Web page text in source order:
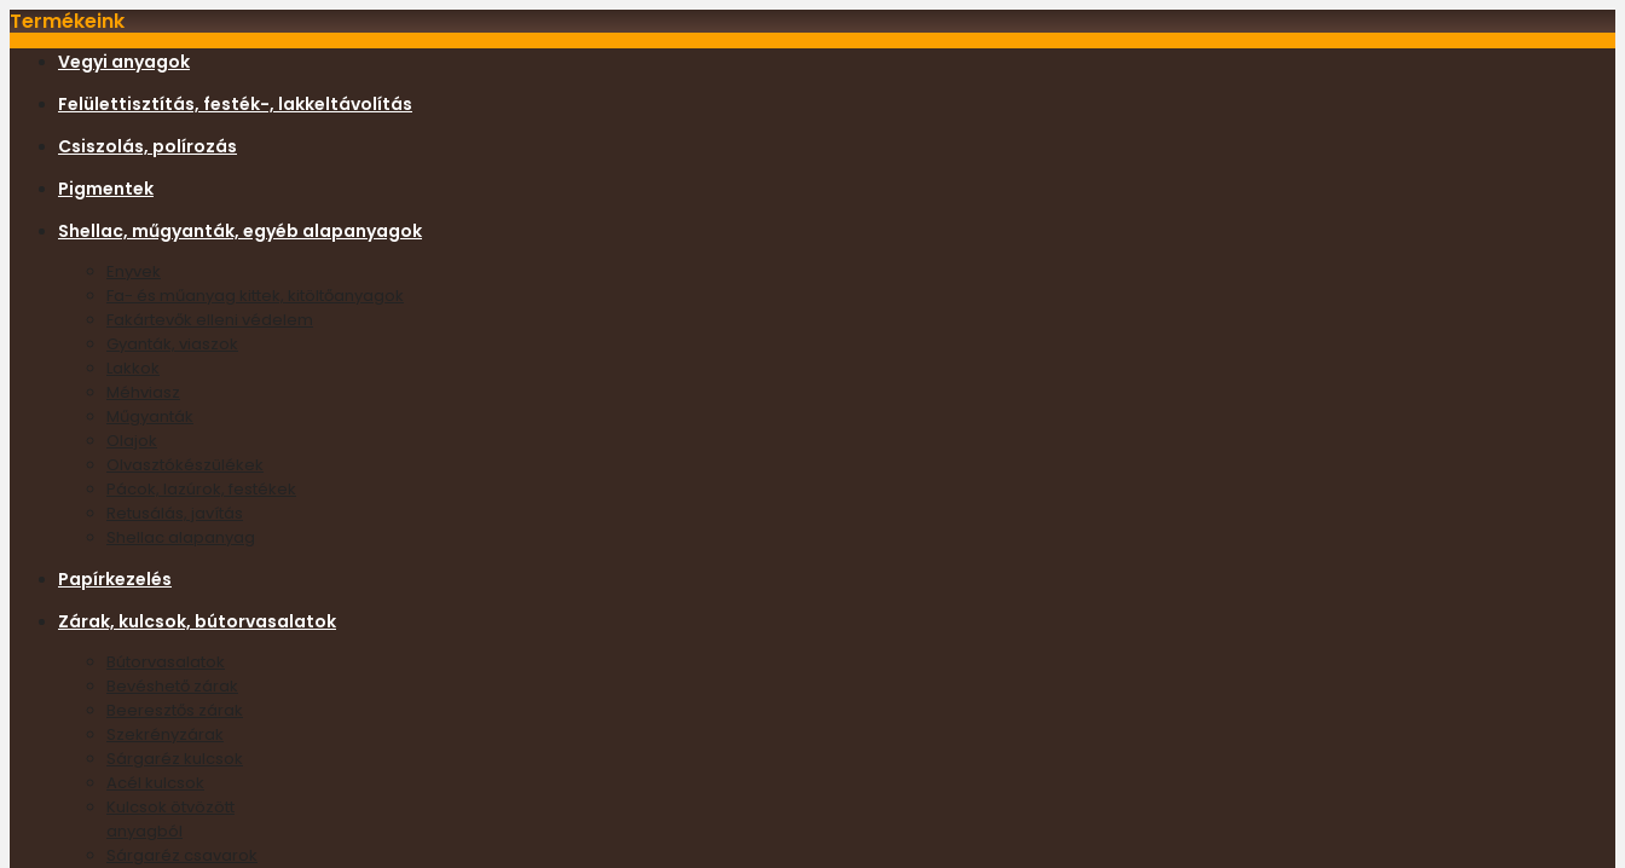
Termékeink
Vegyi anyagok
Felülettisztítás, festék-, lakkeltávolítás
Csiszolás, polírozás
Pigmentek
Shellac, műgyanták, egyéb alapanyagok
Enyvek
Fa- és műanyag kittek, kitöltőanyagok
Fakártevők elleni védelem
Gyanták, viaszok
Lakkok
Méhviasz
Műgyanták
Olajok
Olvasztókészülékek
Pácok, lazúrok, festékek
Retusálás, javítás
Papírkezelés
Zárak, kulcsok, bútorvasalatok
Bútorvasalatok
Bevéshető zárak
Beeresztős zárak
Szekrényzárak
Sárgaréz kulcsok
Acél kulcsok
Kulcsok ötvözött
Sárgaréz csavarok